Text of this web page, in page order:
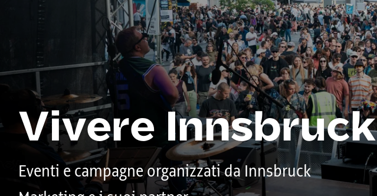
Vivere Innsbruck
Eventi e campagne organizzati da Innsbruck